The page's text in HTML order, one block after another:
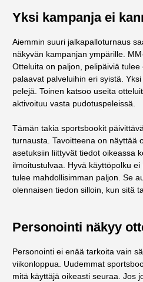
Yksi kampanja ei
Aiemmin suuri jalkapalloturnaus
näkyvän kampanjan ympärille.
Otteluita on paljon, pelipäiviä
palaavat palveluihin eri syistä.
pelejä. Toinen katsoo useita
aktivoituu vasta pudotuspeleissä.
Tämän takia sportsbookit
turnausta. Tavoitteena on näyttää
asetuksiin liittyvät tiedot oikeassa
ilmoitustulvaa. Hyvä käyttöpolku
tulee mahdollisimman paljon. Se
olennaisen tiedon silloin, kun sitä
Personointi näkyy
Personointi ei enää tarkoita vain
viikonloppua. Uudemmat
mitä käyttäjä oikeasti seuraa. Jos